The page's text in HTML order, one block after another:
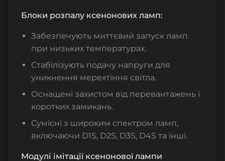
Блоки розпалу ксенонових ламп:
Забезпечують миттєвий запуск ламп
при низьких температурах.
Стабілізують подачу напруги для
уникнення мерехтіння світла.
Оснащені захистом від перевантажень і
коротких замикань.
Сумісні з широким спектром ламп,
включаючи D1S, D2S, D3S, D4S та інші.
Модулі імітації ксенонової лампи